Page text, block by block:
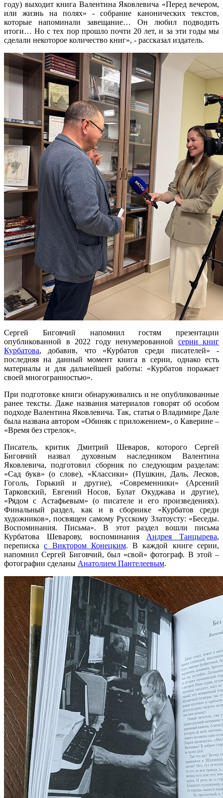
году) выходит книга Валентина Яковлевича «Перед вечером,
или жизнь на полях» - собрание канонических текстов,
которые напоминали завещание… Он любил подводить
итоги… Но с тех пор прошло почти 20 лет, и за эти годы мы
сделали некоторое количество книг», - рассказал издатель.
Сергей Биговчий напомнил гостям презентации
опубликованной в 2022 году ненумерованной серии книг
Курбатова, добавив, что «Курбатов среди писателей» -
последняя на данный момент книга в серии, однако есть
материалы и для дальнейшей работы: «Курбатов поражает
своей многогранностью».
При подготовке книги обнаруживались и не опубликованные
ранее тексты. Даже названия материалов говорят об особом
подходе Валентина Яковлевича. Так, статья о Владимире Дале
была названа автором «Обиняк с приложением», о Каверине –
«Время без стрелок».
Писатель, критик Дмитрий Шеваров, которого Сергей
Биговчий назвал духовным наследником Валентина
Яковлевича, подготовил сборник по следующим разделам:
«Сад букв» (о слове), «Классики» (Пушкин, Даль, Лесков,
Гоголь, Горький и другие), «Современники» (Арсений
Тарковский, Евгений Носов, Булат Окуджава и другие),
«Рядом с Астафьевым» (о писателе и его произведениях).
Финальный раздел, как и в сборнике «Курбатов среди
художников», посвящен самому Русскому Златоусту: «Беседы.
Воспоминания. Письма». В этот раздел вошли письма
Курбатова Шеварову, воспоминания Андрея Танцырева,
перепискас Виктором Конецким. В каждой книге серии,
напомнил Сергей Биговчий, был «свой» фотограф. В этой –
фотографии сделаны Анатолием Пантелеевым.